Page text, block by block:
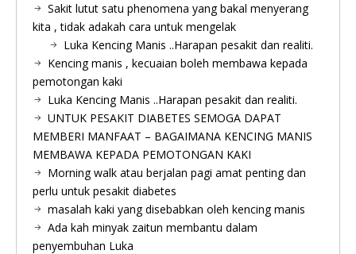
Sakit lutut satu phenomena yang bakal menyerang
kita , tidak adakah cara untuk mengelak
Luka Kencing Manis ..Harapan pesakit dan realiti.
Kencing manis , kecuaian boleh membawa kepada
pemotongan kaki
Luka Kencing Manis ..Harapan pesakit dan realiti.
UNTUK PESAKIT DIABETES SEMOGA DAPAT
MEMBERI MANFAAT – BAGAIMANA KENCING MANIS
MEMBAWA KEPADA PEMOTONGAN KAKI
Morning walk atau berjalan pagi amat penting dan
perlu untuk pesakit diabetes
masalah kaki yang disebabkan oleh kencing manis
Ada kah minyak zaitun membantu dalam
penyembuhan Luka